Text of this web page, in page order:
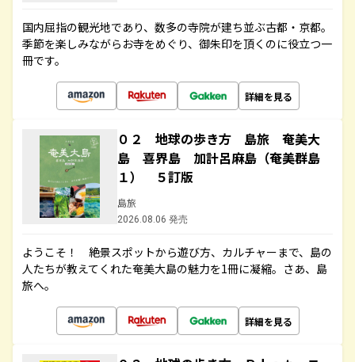
国内屈指の観光地であり、数多の寺院が建ち並ぶ古都・京都。
季節を楽しみながらお寺をめぐり、御朱印を頂くのに役立つ一
冊です。
詳細を見る
０２ 地球の歩き方 島旅 奄美大
島 喜界島 加計呂麻島（奄美群島
１） ５訂版
島旅
2026.08.06 発売
ようこそ！ 絶景スポットから遊び方、カルチャーまで、島の
人たちが教えてくれた奄美大島の魅力を1冊に凝縮。さあ、島
旅へ。
詳細を見る